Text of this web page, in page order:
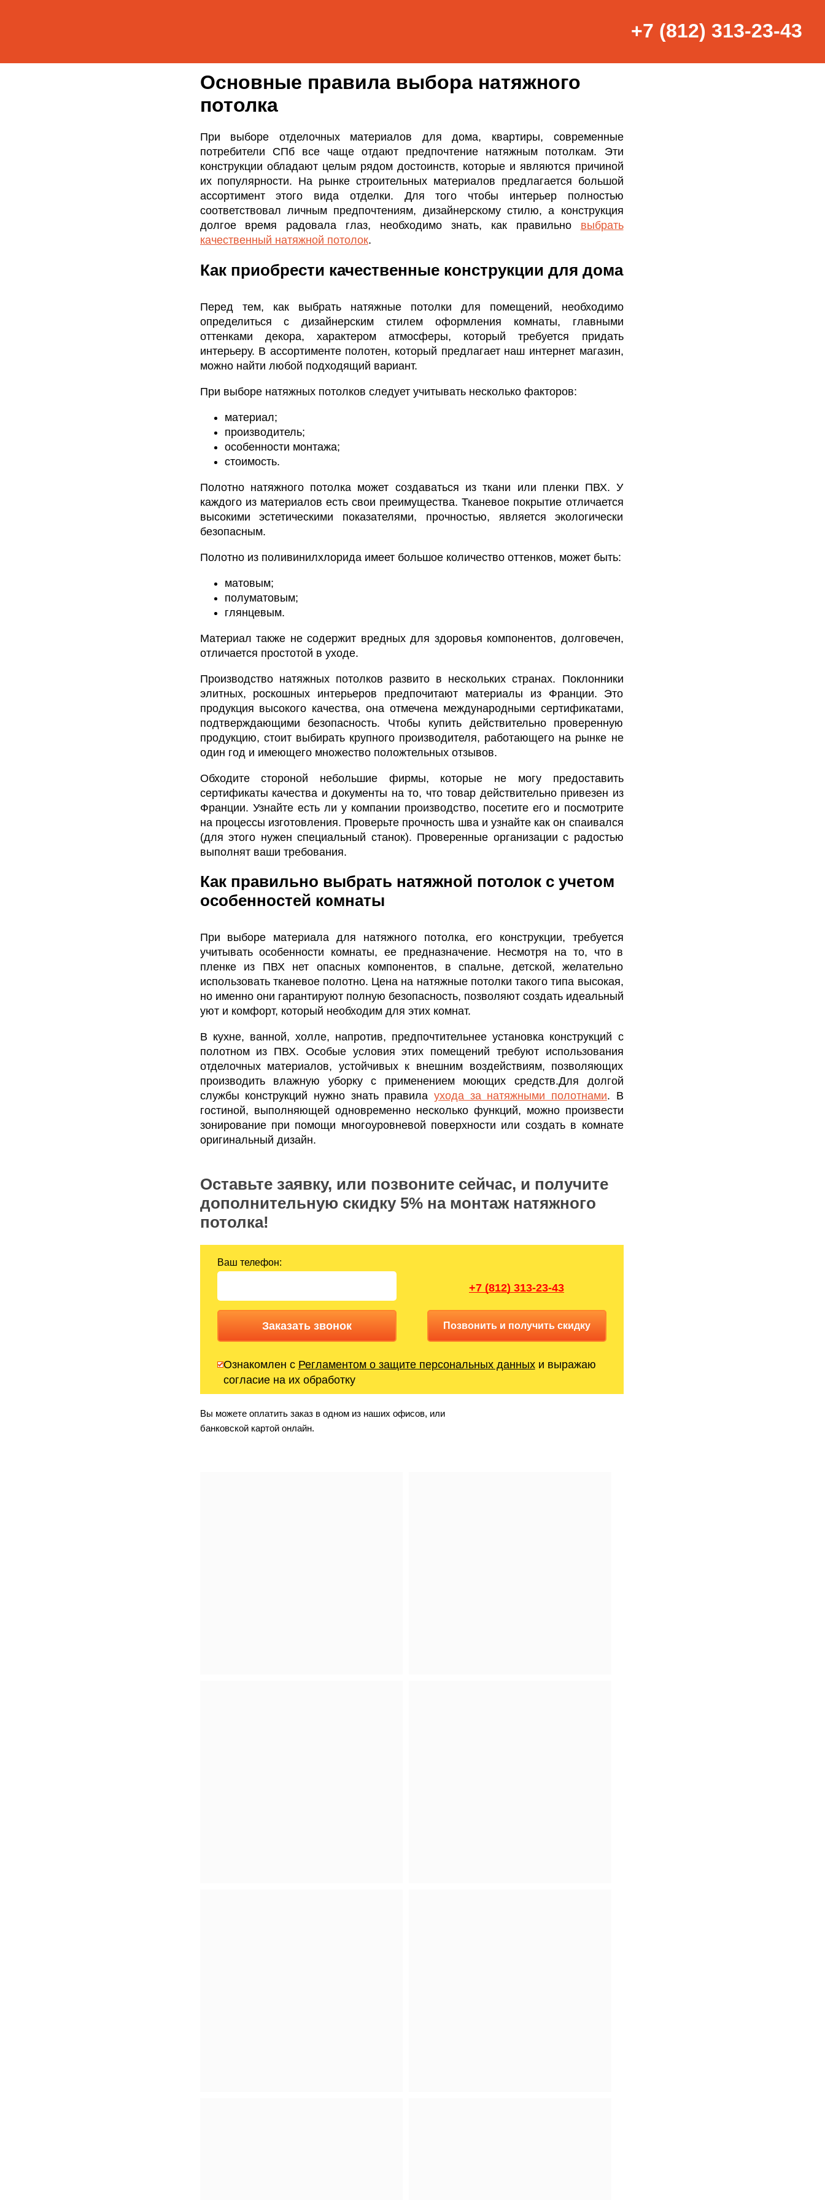
+7 (812) 313-23-43
Основные правила выбора натяжного
потолка
При выборе отделочных материалов для дома, квартиры, современные
потребители СПб все чаще отдают предпочтение натяжным потолкам. Эти
конструкции обладают целым рядом достоинств, которые и являются причиной
их популярности. На рынке строительных материалов предлагается большой
ассортимент этого вида отделки. Для того чтобы интерьер полностью
соответствовал личным предпочтениям, дизайнерскому стилю, а конструкция
долгое время радовала глаз, необходимо знать, как правильно выбрать
качественный натяжной потолок.
Как приобрести качественные конструкции для дома
Перед тем, как выбрать натяжные потолки для помещений, необходимо
определиться с дизайнерским стилем оформления комнаты, главными
оттенками декора, характером атмосферы, который требуется придать
интерьеру. В ассортименте полотен, который предлагает наш интернет магазин,
можно найти любой подходящий вариант.
При выборе натяжных потолков следует учитывать несколько факторов:
материал;
производитель;
особенности монтажа;
стоимость.
Полотно натяжного потолка может создаваться из ткани или пленки ПВХ. У
каждого из материалов есть свои преимущества. Тканевое покрытие отличается
высокими эстетическими показателями, прочностью, является экологически
безопасным.
Полотно из поливинилхлорида имеет большое количество оттенков, может быть:
матовым;
полуматовым;
глянцевым.
Материал также не содержит вредных для здоровья компонентов, долговечен,
отличается простотой в уходе.
Производство натяжных потолков развито в нескольких странах. Поклонники
элитных, роскошных интерьеров предпочитают материалы из Франции. Это
продукция высокого качества, она отмечена международными сертификатами,
подтверждающими безопасность. Чтобы купить действительно проверенную
продукцию, стоит выбирать крупного производителя, работающего на рынке не
один год и имеющего множество положтельных отзывов.
Обходите стороной небольшие фирмы, которые не могу предоставить
сертификаты качества и документы на то, что товар действительно привезен из
Франции. Узнайте есть ли у компании производство, посетите его и посмотрите
на процессы изготовления. Проверьте прочность шва и узнайте как он спаивался
(для этого нужен специальный станок). Проверенные организации с радостью
выполнят ваши требования.
Как правильно выбрать натяжной потолок с учетом
особенностей комнаты
При выборе материала для натяжного потолка, его конструкции, требуется
учитывать особенности комнаты, ее предназначение. Несмотря на то, что в
пленке из ПВХ нет опасных компонентов, в спальне, детской, желательно
использовать тканевое полотно. Цена на натяжные потолки такого типа высокая,
но именно они гарантируют полную безопасность, позволяют создать идеальный
уют и комфорт, который необходим для этих комнат.
В кухне, ванной, холле, напротив, предпочтительнее установка конструкций с
полотном из ПВХ. Особые условия этих помещений требуют использования
отделочных материалов, устойчивых к внешним воздействиям, позволяющих
производить влажную уборку с применением моющих средств.Для долгой
службы конструкций нужно знать правила ухода за натяжными полотнами. В
гостиной, выполняющей одновременно несколько функций, можно произвести
зонирование при помощи многоуровневой поверхности или создать в комнате
оригинальный дизайн.
Оставьте заявку, или позвоните сейчас, и получите
дополнительную скидку 5% на монтаж натяжного
потолка!
Ваш телефон:
Заказать звонок
+7 (812) 313-23-43
Позвонить и получить скидку
Ознакомлен с Регламентом о защите персональных данныхи выражаю
согласие на их обработку
Вы можете оплатить заказ в одном из наших офисов, или
банковской картой онлайн.